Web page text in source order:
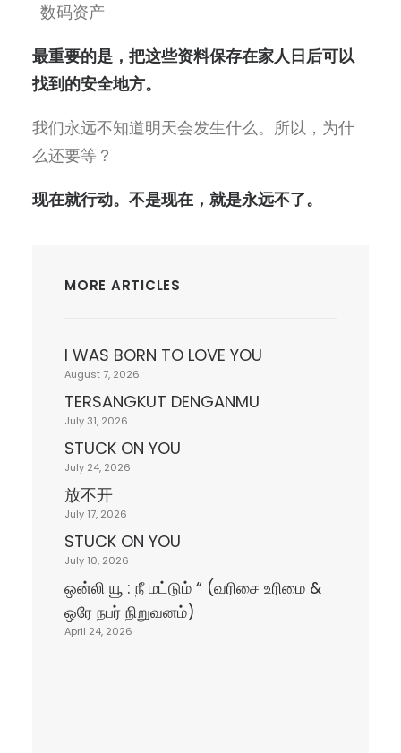
数码资产
最重要的是，把这些资料保存在家人日后可以
找到的安全地方。
我们永远不知道明天会发生什么。所以，为什
么还要等 ？
现在就行动。不是现在，就是永远不了。
MORE ARTICLES
I WAS BORN TO LOVE YOU
August 7, 2026
TERSANGKUT DENGANMU
July 31, 2026
STUCK ON YOU
July 24, 2026
放不开
July 17, 2026
STUCK ON YOU
July 10, 2026
ஒன்லி யூ : நீ மட்டும் “ (வரிசை உரிமை &
ஒரே நபர் நிறுவனம்)
April 24, 2026